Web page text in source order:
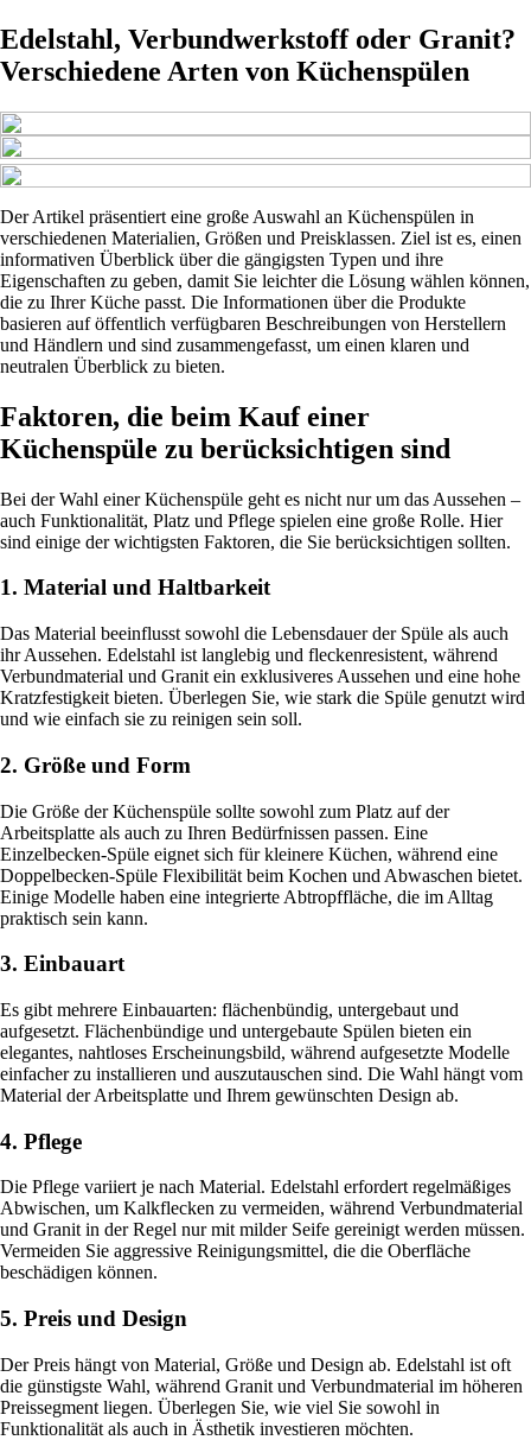
Edelstahl, Verbundwerkstoff oder Granit?
Verschiedene Arten von Küchenspülen
Der Artikel präsentiert eine große Auswahl an Küchenspülen in
verschiedenen Materialien, Größen und Preisklassen. Ziel ist es, einen
informativen Überblick über die gängigsten Typen und ihre
Eigenschaften zu geben, damit Sie leichter die Lösung wählen können,
die zu Ihrer Küche passt. Die Informationen über die Produkte
basieren auf öffentlich verfügbaren Beschreibungen von Herstellern
und Händlern und sind zusammengefasst, um einen klaren und
neutralen Überblick zu bieten.
Faktoren, die beim Kauf einer
Küchenspüle zu berücksichtigen sind
Bei der Wahl einer Küchenspüle geht es nicht nur um das Aussehen –
auch Funktionalität, Platz und Pflege spielen eine große Rolle. Hier
sind einige der wichtigsten Faktoren, die Sie berücksichtigen sollten.
1. Material und Haltbarkeit
Das Material beeinflusst sowohl die Lebensdauer der Spüle als auch
ihr Aussehen. Edelstahl ist langlebig und fleckenresistent, während
Verbundmaterial und Granit ein exklusiveres Aussehen und eine hohe
Kratzfestigkeit bieten. Überlegen Sie, wie stark die Spüle genutzt wird
und wie einfach sie zu reinigen sein soll.
2. Größe und Form
Die Größe der Küchenspüle sollte sowohl zum Platz auf der
Arbeitsplatte als auch zu Ihren Bedürfnissen passen. Eine
Einzelbecken-Spüle eignet sich für kleinere Küchen, während eine
Doppelbecken-Spüle Flexibilität beim Kochen und Abwaschen bietet.
Einige Modelle haben eine integrierte Abtropffläche, die im Alltag
praktisch sein kann.
3. Einbauart
Es gibt mehrere Einbauarten: flächenbündig, untergebaut und
aufgesetzt. Flächenbündige und untergebaute Spülen bieten ein
elegantes, nahtloses Erscheinungsbild, während aufgesetzte Modelle
einfacher zu installieren und auszutauschen sind. Die Wahl hängt vom
Material der Arbeitsplatte und Ihrem gewünschten Design ab.
4. Pflege
Die Pflege variiert je nach Material. Edelstahl erfordert regelmäßiges
Abwischen, um Kalkflecken zu vermeiden, während Verbundmaterial
und Granit in der Regel nur mit milder Seife gereinigt werden müssen.
Vermeiden Sie aggressive Reinigungsmittel, die die Oberfläche
beschädigen können.
5. Preis und Design
Der Preis hängt von Material, Größe und Design ab. Edelstahl ist oft
die günstigste Wahl, während Granit und Verbundmaterial im höheren
Preissegment liegen. Überlegen Sie, wie viel Sie sowohl in
Funktionalität als auch in Ästhetik investieren möchten.